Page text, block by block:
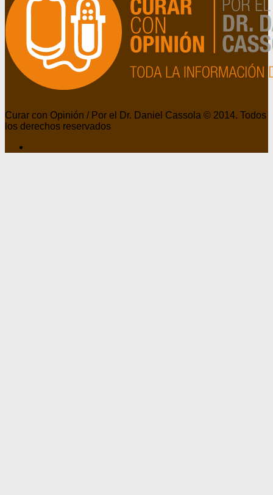
Curar con Opinión / Por el Dr. Daniel Cassola © 2014. Todos
los derechos reservados